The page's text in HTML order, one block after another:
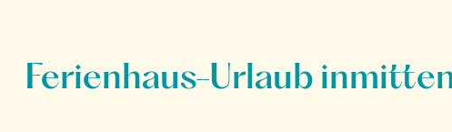
Ferienhaus-Urlaub